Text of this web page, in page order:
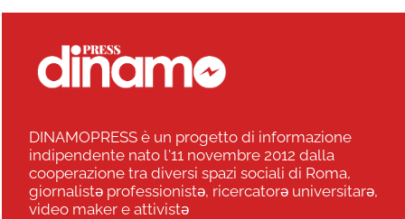
DINAMOPRESS è un progetto di informazione
indipendente nato l'11 novembre 2012 dalla
cooperazione tra diversi spazi sociali di Roma,
giornalistə professionistə, ricercatorə universitarə,
video maker e attivistə